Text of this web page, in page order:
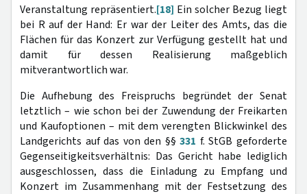
Veranstaltung repräsentiert.[18] Ein solcher Bezug liegt
bei R auf der Hand: Er war der Leiter des Amts, das die
Flächen für das Konzert zur Verfügung gestellt hat und
damit für dessen Realisierung maßgeblich
mitverantwortlich war.
Die Aufhebung des Freispruchs begründet der Senat
letztlich – wie schon bei der Zuwendung der Freikarten
und Kaufoptionen – mit dem verengten Blickwinkel des
Landgerichts auf das von den §§331 f. StGB geforderte
Gegenseitigkeitsverhältnis: Das Gericht habe lediglich
ausgeschlossen, dass die Einladung zu Empfang und
Konzert im Zusammenhang mit der Festsetzung des